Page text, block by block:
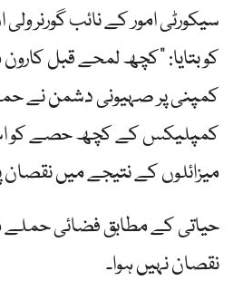
سیکورٹی امور کے نائب گورنر
کو بتایا: "کچھ لمحے قبل
کمپنی پر صہیونی دشمن نے
کمپلیکس کے کچھ حصے کو اس
میزائلوں کے نتیجے میں نقصان
حیاتی کے مطابق فضائی حملے
نقصان نہیں ہوا۔